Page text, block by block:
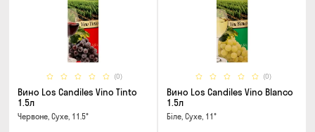
(0)
Вино Los Candiles Vino Tinto
1.5л
Червоне, Сухе, 11.5°
(0)
Вино Los Candiles Vino Blanco
1.5л
Біле, Сухе, 11°